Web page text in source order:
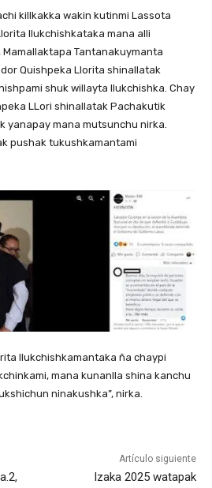
killkakka wakin kutinmi Lassota
llukchishkataka mana alli
Tantanakuymanta
Quishpeka Llorita shinallatak
shuk willayta llukchishka. Chay
LLori shinallatak Pachakutik
yanapay mana mutsunchu nirka.
pushak tukushkamantami
llukchishkamantaka ña chaypi
mana kunanlla shina kanchu
ninakushka”, nirka.
Artículo siguiente
Izaka 2025 watapak